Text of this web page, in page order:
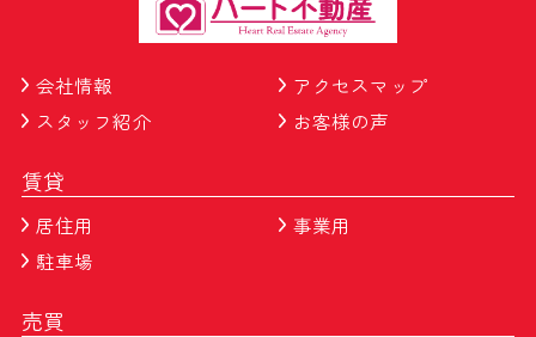
会社情報
アクセスマップ
スタッフ紹介
お客様の声
賃貸
居住用
事業用
駐車場
売買